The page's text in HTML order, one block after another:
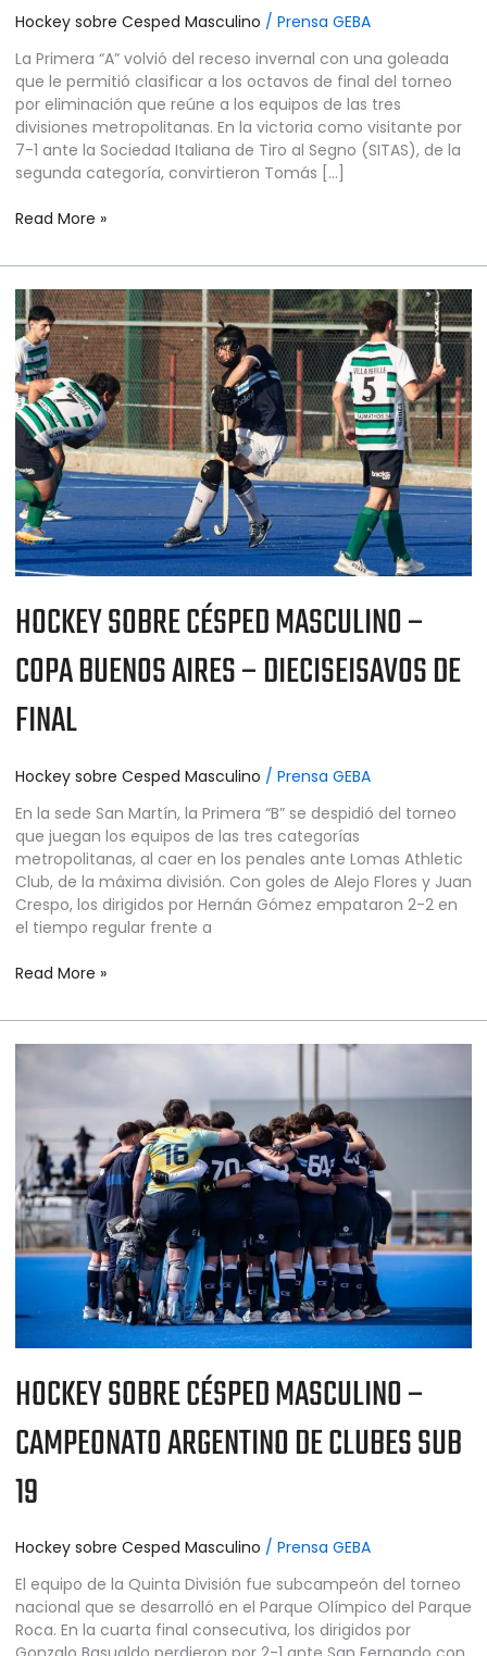
Hockey sobre Cesped Masculino / Prensa GEBA
La Primera “A” volvió del receso invernal con una goleada
que le permitió clasificar a los octavos de final del torneo
por eliminación que reúne a los equipos de las tres
divisiones metropolitanas. En la victoria como visitante por
7-1 ante la Sociedad Italiana de Tiro al Segno (SITAS), de la
segunda categoría, convirtieron Tomás […]
Read More »
HOCKEY SOBRE CÉSPED MASCULINO –
COPA BUENOS AIRES – DIECISEISAVOS DE
FINAL
Hockey sobre Cesped Masculino / Prensa GEBA
En la sede San Martín, la Primera “B” se despidió del torneo
que juegan los equipos de las tres categorías
metropolitanas, al caer en los penales ante Lomas Athletic
Club, de la máxima división. Con goles de Alejo Flores y Juan
Crespo, los dirigidos por Hernán Gómez empataron 2-2 en
el tiempo regular frente a
HOCKEY
SOBRE
CÉSPED
MASCULINO
–
COPA
BUENOS
AIRES
–
DIECISEISAVOS
DE
FINAL
Read More »
HOCKEY SOBRE CÉSPED MASCULINO –
CAMPEONATO ARGENTINO DE CLUBES SUB
19
Hockey sobre Cesped Masculino / Prensa GEBA
El equipo de la Quinta División fue subcampeón del torneo
nacional que se desarrolló en el Parque Olímpico del Parque
Roca. En la cuarta final consecutiva, los dirigidos por
HOCKEY
MASCULINO
CAMPEONATO
ARGENTINO
DE
CLUBES
SUB